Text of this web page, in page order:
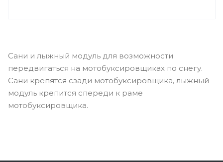
Сани и лыжный модуль для возможности
передвигаться на мотобуксировщиках по снегу.
Сани крепятся сзади мотобуксировщика, лыжный
модуль крепится спереди к раме
мотобуксировщика.